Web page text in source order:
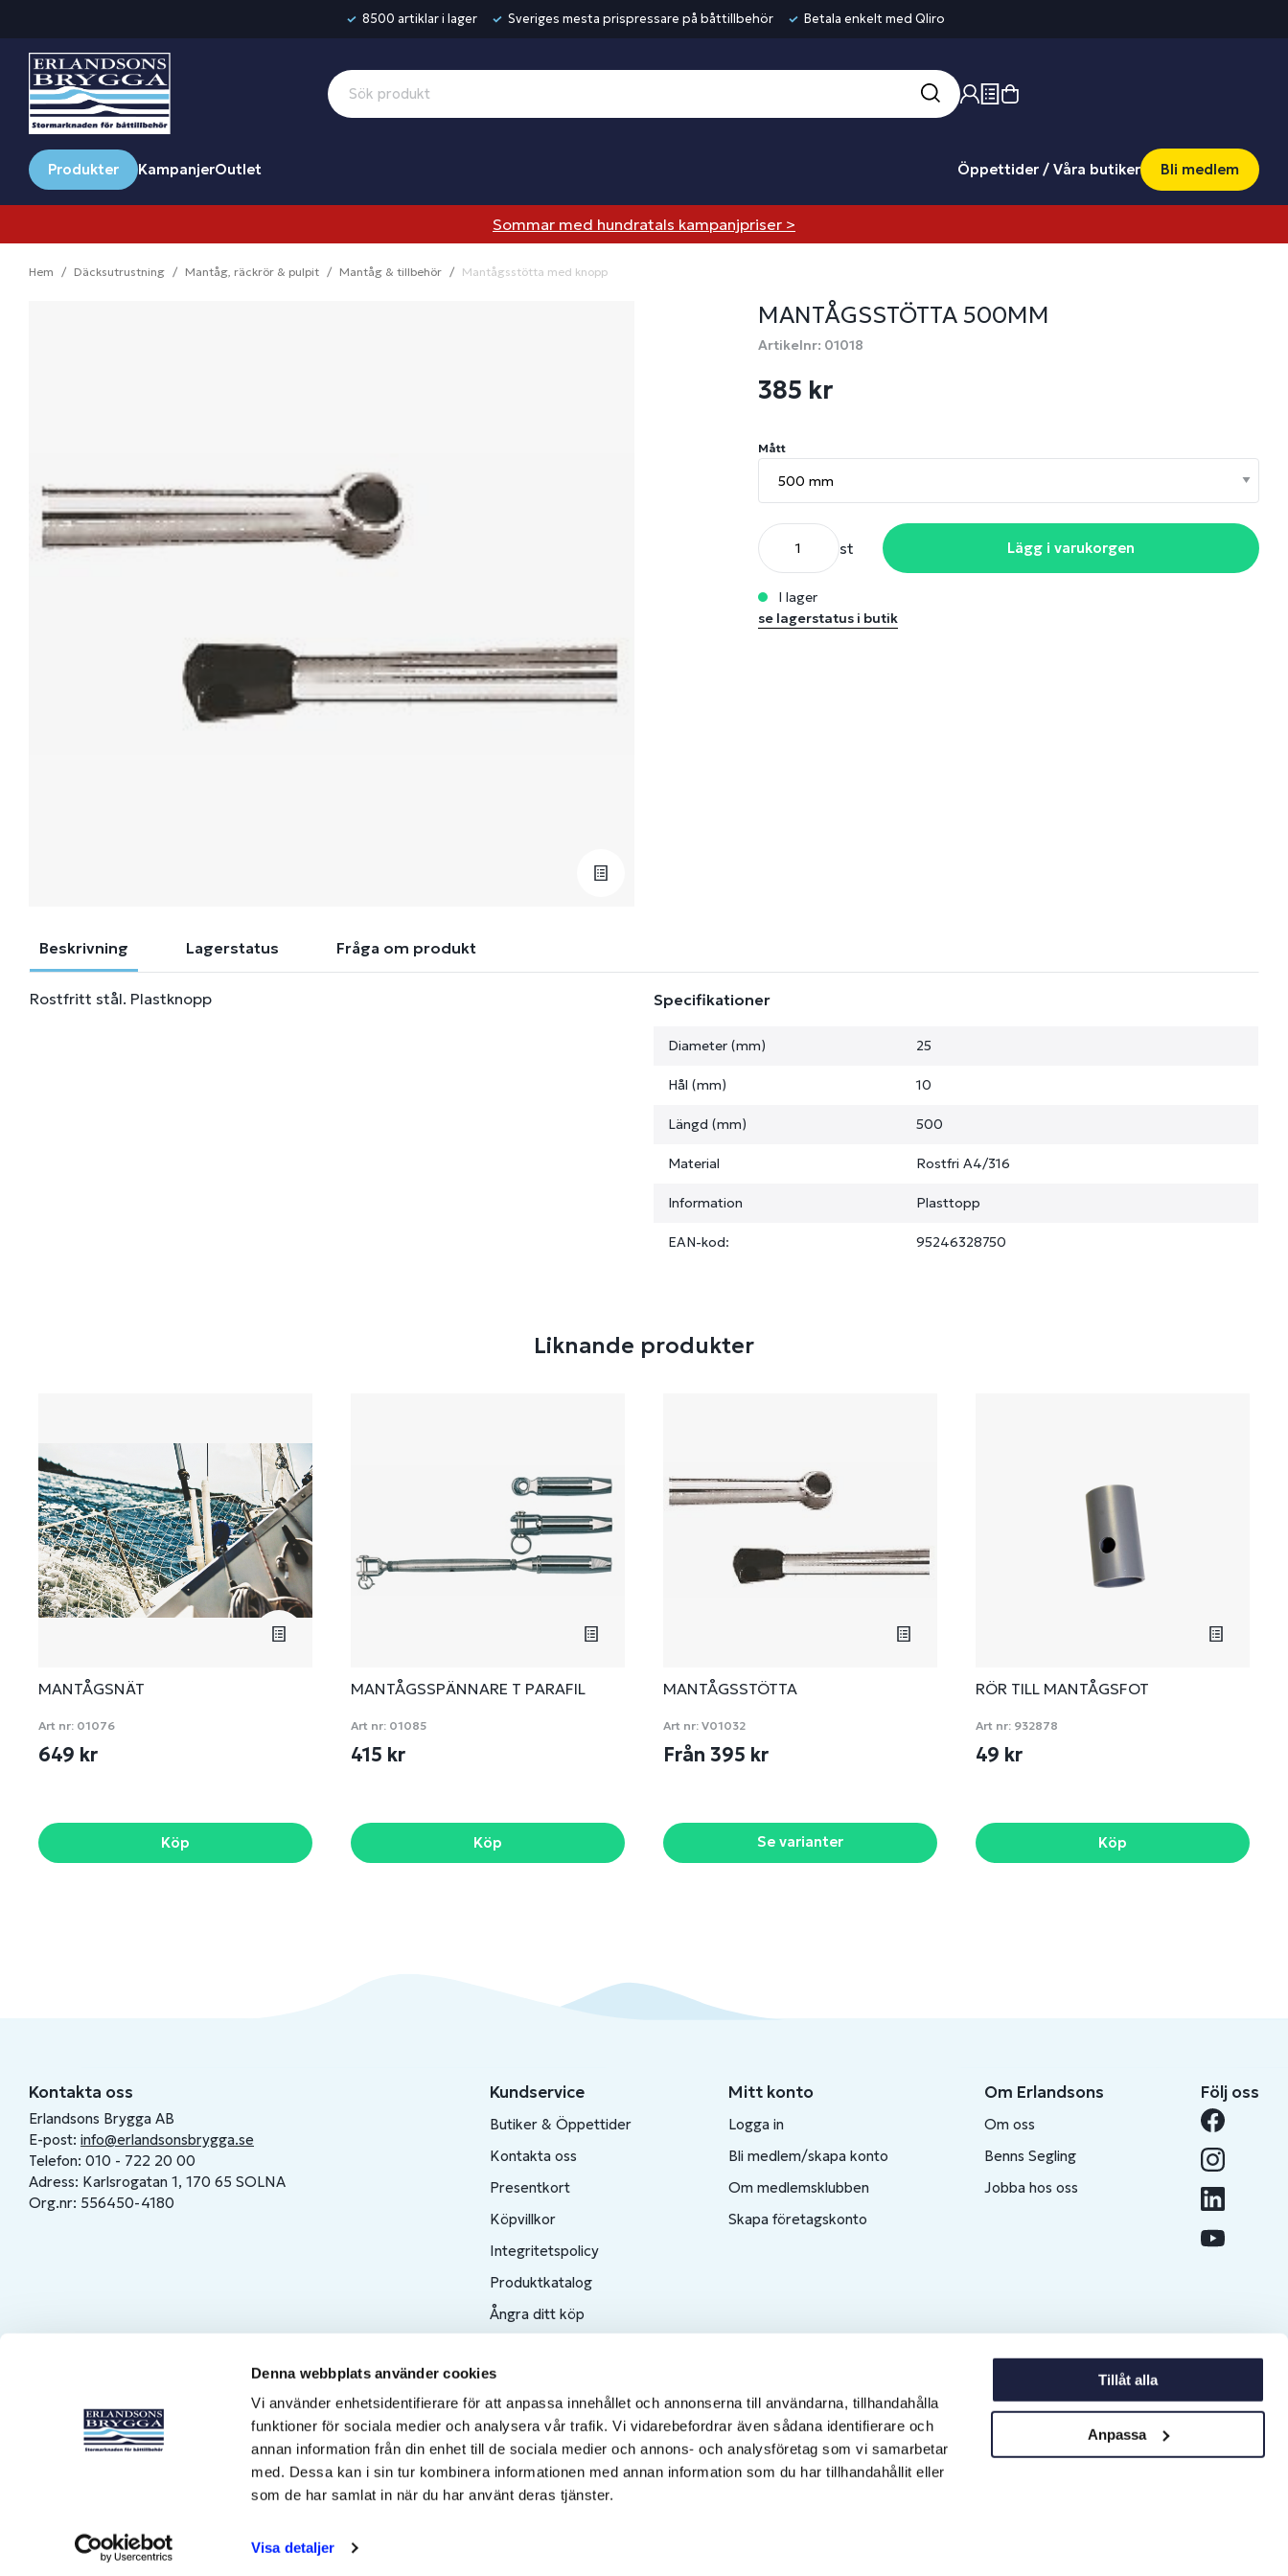
Denna webbplats använder cookies
Vi använder enhetsidentifierare för att anpassa innehållet och annonserna till användarna, tillhandahålla
funktioner för sociala medier och analysera vår trafik. Vi vidarebefordrar även sådana identifierare och
annan information från din enhet till de sociala medier och annons- och analysföretag som vi samarbetar
med. Dessa kan i sin tur kombinera informationen med annan information som du har tillhandahållit eller
som de har samlat in när du har använt deras tjänster.
Visa detaljer
Tillåt alla
Anpassa
8500 artiklar i lager Sveriges mesta prispressare på båttillbehör Betala enkelt med Qliro
Produkter KampanjerOutlet Öppettider / Våra butiker Bli medlem
Sommar med hundratals kampanjpriser >
Hem Däcksutrustning Mantåg, räckrör & pulpit Mantåg & tillbehör Mantågsstötta med knopp
MANTÅGSSTÖTTA 500MM
Artikelnr: 01018
385 kr
Mått
st Lägg i varukorgen
i lager
se lagerstatus i butik
Beskrivning Lagerstatus Fråga om produkt
Rostfritt stål. Plastknopp Specifikationer
Diameter (mm) 25
Hål (mm) 10
Längd (mm) 500
Material Rostfri A4/316
Information Plasttopp
EAN-kod: 95246328750
Liknande produkter
MANTÅGSNÄT
Art nr: 01076
649 kr
Köp
MANTÅGSSPÄNNARE T PARAFIL
Art nr: 01085
415 kr
Köp
MANTÅGSSTÖTTA
Art nr: V01032
Från 395 kr
Se varianter
RÖR TILL MANTÅGSFOT
Art nr: 932878
49 kr
Köp
Kontakta oss
Erlandsons Brygga AB
E-post: info@erlandsonsbrygga.se
Telefon: 010 - 722 20 00
Adress: Karlsrogatan 1, 170 65 SOLNA
Org.nr: 556450-4180
Kundservice
Butiker & Öppettider
Kontakta oss
Presentkort
Köpvillkor
Integritetspolicy
Produktkatalog
Ångra ditt köp
Mitt konto
Logga in
Bli medlem/skapa konto
Om medlemsklubben
Skapa företagskonto
Om Erlandsons
Om oss
Benns Segling
Jobba hos oss
Följ oss